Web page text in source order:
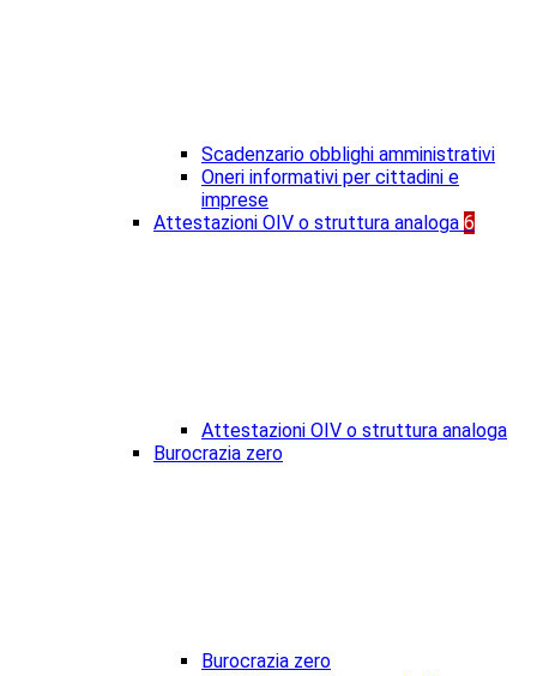
Scadenzario obblighi amministrativi
Oneri informativi per cittadini e
imprese
Attestazioni OIV o struttura analoga 6
Attestazioni OIV o struttura analoga
Burocrazia zero
Burocrazia zero